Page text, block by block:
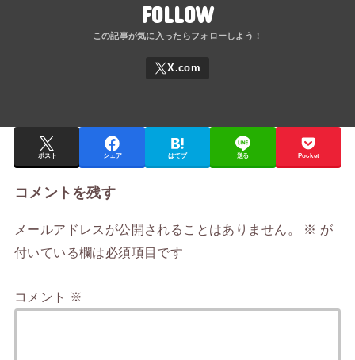
FOLLOW
ポスト シェア はてブ 送る Pocket
コメントを残す
メールアドレスが公開されることはありません。 ※ が
付いている欄は必須項目です
コメント ※